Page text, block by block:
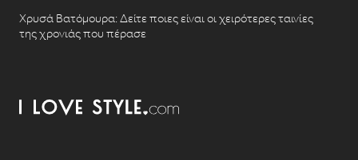
Χρυσά Βατόμουρα: Δείτε ποιες είναι οι χειρότερες ταινίες
της χρονιάς που πέρασε